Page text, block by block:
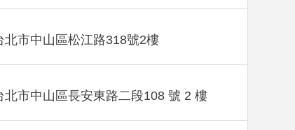
北市中山區松江路318號2樓
北市中山區長安東路二段108 號 2 樓